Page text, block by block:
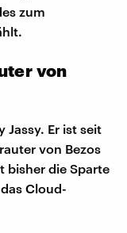
zum
von
Jassy. Er ist seit
von Bezos
bisher die Sparte
Cloud-